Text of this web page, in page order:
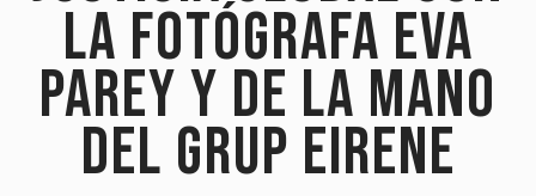
LA FOTÓGRAFA EVA
PAREY Y DE LA MANO
DEL GRUP EIRENE